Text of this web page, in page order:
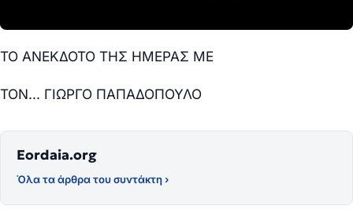
ΤΟ ΑΝΕΚΔΟΤΟ ΤΗΣ ΗΜΕΡΑΣ ΜΕ
ΤΟΝ… ΓΙΩΡΓΟ ΠΑΠΑΔΟΠΟΥΛΟ
Eordaia.org
Όλα τα άρθρα του συντάκτη ›